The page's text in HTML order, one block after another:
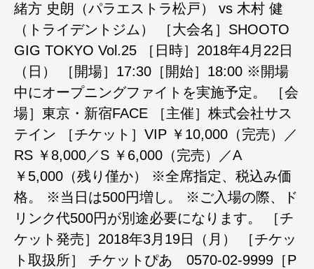
緒方 史朗（パラエストラ松戸） vs 木村 健
（トライデントジム） ［大会名］SHOOTO
GIG TOKYO Vol.25 ［日時］2018年4月22日
（日） ［開場］17:30［開始］18:00 ※開場
中にオープニングファイトを実施予定。 ［会
場］東京・新宿FACE ［主催］株式会社サス
テイン ［チケット］VIP ￥10,000（完売）／
RS ￥8,000／S ￥6,000（完売）／A
￥5,000（残り僅か） ※全席指定、税込み価
格。 ※当日は500円増し。 ※ご入場の際、ド
リンク代500円が別途必要になります。 ［チ
ケット発売］2018年3月19日（月） ［チケッ
ト取扱所］ チケットぴあ 0570-02-9999［P